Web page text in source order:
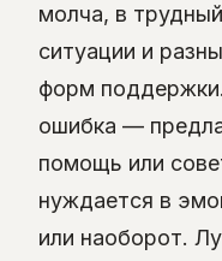
молча, в
ситуации и
форм
ошибка —
помощь или
нуждается в
или наоборот.